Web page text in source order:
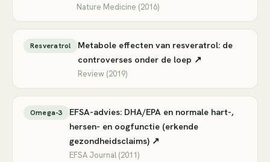
Nature Medicine (2016)
Resveratrol
Metabole effecten van resveratrol: de
controverses onder de loep ↗
Review (2019)
Omega-3
EFSA-advies: DHA/EPA en normale hart-,
hersen- en oogfunctie (erkende
gezondheidsclaims) ↗
EFSA Journal (2011)